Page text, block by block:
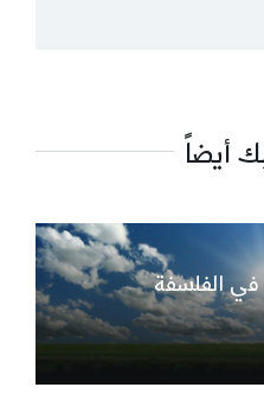
أيضاً
في الفلسفة